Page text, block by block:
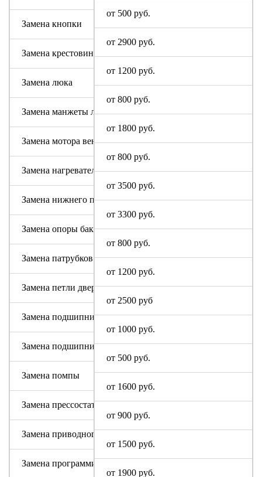
от 500 руб.
от 2900 руб.
от 1200 руб.
от 800 руб.
от 1800 руб.
от 800 руб.
от 3500 руб.
от 3300 руб.
от 800 руб.
от 1200 руб.
от 2500 руб
от 1000 руб.
от 500 руб.
от 1600 руб.
от 900 руб.
от 1500 руб.
от 1900 руб.
Замена кнопки
Замена крестовины
Замена люка
Замена манжеты люка
Замена мотора вентилятора сушки
Замена нагревательного элемента (тена)
Замена нижнего противовеса
Замена опоры бака
Замена патрубков (сливных, заливных)
Замена петли дверцы
Замена подшипника
Замена подшипникового узла
Замена помпы
Замена прессостата (датчика уровня)
Замена приводного ремня
Замена программируемого модуля на новый